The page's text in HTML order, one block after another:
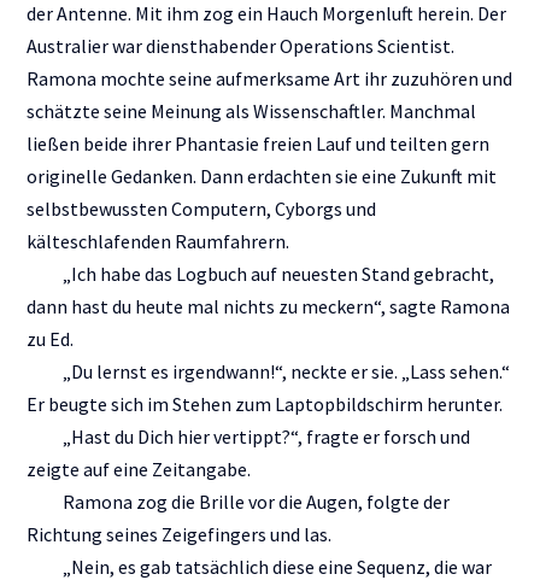
der Antenne. Mit ihm zog ein Hauch Morgenluft herein. Der
Australier war diensthabender Operations Scientist.
Ramona mochte seine aufmerksame Art ihr zuzuhören und
schätzte seine Meinung als Wissenschaftler. Manchmal
ließen beide ihrer Phantasie freien Lauf und teilten gern
originelle Gedanken. Dann erdachten sie eine Zukunft mit
selbstbewussten Computern, Cyborgs und
kälteschlafenden Raumfahrern.
„Ich habe das Logbuch auf neuesten Stand gebracht,
dann hast du heute mal nichts zu meckern“, sagte Ramona
zu Ed.
„Du lernst es irgendwann!“, neckte er sie. „Lass sehen.“
Er beugte sich im Stehen zum Laptopbildschirm herunter.
„Hast du Dich hier vertippt?“, fragte er forsch und
zeigte auf eine Zeitangabe.
Ramona zog die Brille vor die Augen, folgte der
Richtung seines Zeigefingers und las.
„Nein, es gab tatsächlich diese eine Sequenz, die war